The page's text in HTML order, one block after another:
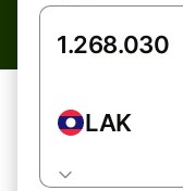
LAK